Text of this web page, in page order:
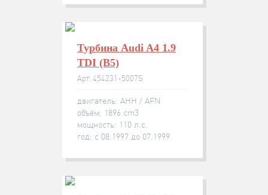
Турбина Audi A4 1.9
TDI (B5)
Арт: 454231-5007S
двигатель: AHH / AFN
объём: 1896 cm3
мощность: 110 л.с.
год: с 08.1997 до 07.1999